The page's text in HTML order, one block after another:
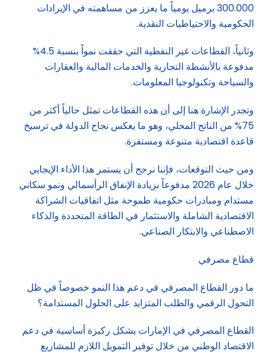
300.000 برميل يومياً ما يعزز من مساهمته في الإيرادات
الحكومية والاحتياطيات النقدية.
وثانياً، القطاعات غير النفطية التي حققت نمواً بنسبة 4.5%
مدفوعة بالأنشطة التجارية والخدمات المالية والعقارات
والسياحة وتكنولوجيا المعلومات.
وتجدر الإشارة هنا إلى أن هذه القطاعات تمثل حالياً أكثر من
75% من الناتج المحلي، وهو ما يعكس نجاح الدولة في ترسيخ
قاعدة اقتصادية متنوعة ومستقرة.
ومن حيث التوقعات، فإننا نرجح أن يستمر هذا الأداء الإيجابي
خلال عام 2026 مدفوعاً بزيادة الإنفاق الرأسمالي ونمو سكاني
مستدام ومبادرات حكومية طموحة مثل اتفاقيات الشراكة
الاقتصادية الشاملة والاستثمار في الطاقة المتجددة والذكاء
الاصطناعي والابتكار الصناعي.
قطاع مصرفي
ما دور القطاع المصرفي في دعم هذا النمو خصوصاً في ظل
التحول الرقمي والطلب المتزايد على الحلول المستدامة؟
القطاع المصرفي في الإمارات يشكل ركيزة أساسية في دعم
الاقتصاد الوطني من خلال توفير التمويل اللازم للمشاريع